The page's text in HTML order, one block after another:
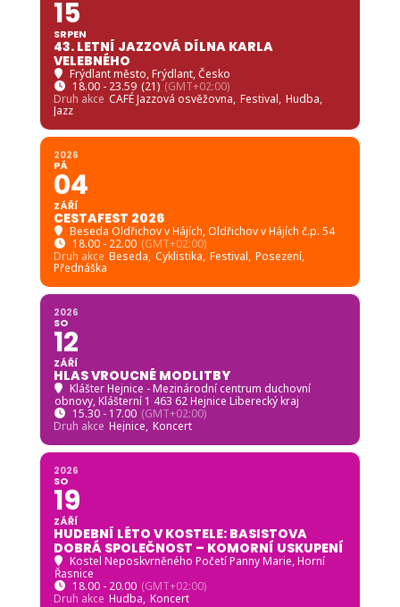
15
SRPEN
43. LETNÍ JAZZOVÁ DÍLNA KARLA
VELEBNÉHO
Frýdlant město, Frýdlant, Česko
18.00 - 23.59 (21) (GMT+02:00)
Druh akce CAFÉ Jazzová osvěžovna, Festival, Hudba,
Jazz
2026
PÁ
04
ZÁŘÍ
CESTAFEST 2026
Beseda Oldřichov v Hájích, Oldřichov v Hájích č.p. 54
18.00 - 22.00 (GMT+02:00)
Druh akce Beseda, Cyklistika, Festival, Posezení,
Přednáška
2026
SO
12
ZÁŘÍ
HLAS VROUCNÉ MODLITBY
Klášter Hejnice - Mezinárodní centrum duchovní
obnovy, Klášterní 1 463 62 Hejnice Liberecký kraj
15.30 - 17.00 (GMT+02:00)
Druh akce Hejnice, Koncert
2026
SO
19
ZÁŘÍ
HUDEBNÍ LÉTO V KOSTELE: BASISTOVA
DOBRÁ SPOLEČNOST – KOMORNÍ USKUPENÍ
Kostel Neposkvrněného Početí Panny Marie, Horní
Řasnice
18.00 - 20.00 (GMT+02:00)
Druh akce Hudba, Koncert